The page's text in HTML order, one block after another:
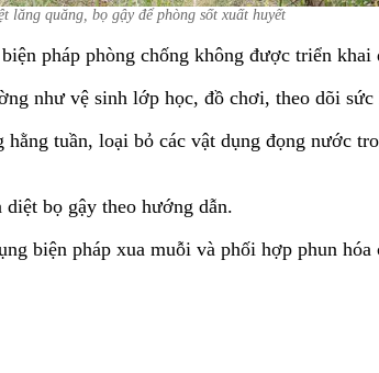
lăng quăng, bọ gậy để phòng sốt xuất huyết
pháp phòng chống không được triển khai
như vệ sinh lớp học, đồ chơi, theo dõi
tuần, loại bỏ các vật dụng đọng nước
bọ gậy theo hướng dẫn.
biện pháp xua muỗi và phối hợp phun